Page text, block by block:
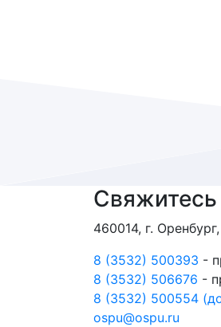
460014, г.
8 (3532) 500393 -
8 (3532) 506676 -
8 (3532) 500554
ospu@ospu.ru